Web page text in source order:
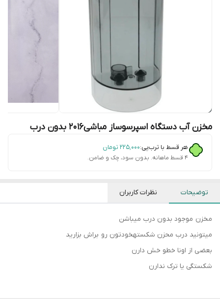
مخزن آب دستگاه اسپرسوساز مباشی۲۰۱۶ بدون درب
هر قسط با ترب‌پی:۲۲۵٬۰۰۰ تومان
۴ قسط ماهانه. بدون سود، چک و ضامن.
توضیحات نظرات کاربران
مخزن موجود بدون درب میباشن
میتونید درب محزن شکستهخودتون رو براش بزارید
بعضی از اونا خطو خش دارن
شکستگی یا ترک ندارن